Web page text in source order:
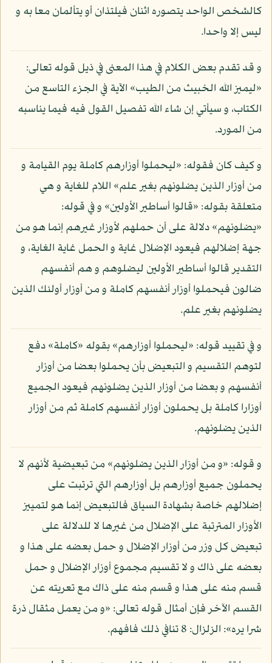
كالشخص الواحد يتصوره اثنان فيلتذان أو يتألمان معا به و
ليس إلا واحدا.
و قد تقدم بعض الكلام في هذا المعنى في ذيل قوله تعالى:
«ليميز الله الخبيث من الطيب» الآية في الجزء التاسع من
الكتاب، و سيأتي إن شاء الله تفصيل القول فيه فيما يناسبه
من المورد.
و كيف كان فقوله: «ليحملوا أوزارهم كاملة يوم القيامة و
من أوزار الذين يضلونهم بغير علم» اللام للغاية و هي
متعلقة بقوله: «قالوا أساطير الأولين» و في قوله:
«يضلونهم» دلالة على أن حملهم لأوزار غيرهم إنما هو من
جهة إضلالهم فيعود الإضلال غاية و الحمل غاية الغاية، و
التقدير قالوا أساطير الأولين ليضلوهم و هم أنفسهم
ضالون فيحملوا أوزار أنفسهم كاملة و من أوزار أولئك الذين
يضلونهم بغير علم.
و في تقييد قوله: «ليحملوا أوزارهم» بقوله «كاملة» دفع
لتوهم التقسيم و التبعيض بأن يحملوا بعضا من أوزار
أنفسهم و بعضا من أوزار الذين يضلونهم فيعود الجميع
أوزارا كاملة بل يحملون أوزار أنفسهم كاملة ثم من أوزار
الذين يضلونهم.
و قوله: «و من أوزار الذين يضلونهم» من تبعيضية لأنهم لا
يحملون جميع أوزارهم بل أوزارهم التي ترتبت على
إضلالهم خاصة بشهادة السياق فالتبعيض إنما هو لتمييز
الأوزار المترتبة على الإضلال من غيرها لا للدلالة على
تبعيض كل وزر من أوزار الإضلال و حمل بعضه على هذا و
بعضه على ذاك و لا تقسيم مجموع أوزار الإضلال و حمل
قسم منه على هذا و قسم منه على ذاك مع تعريته عن
القسم الآخر فإن أمثال قوله تعالى: «و من يعمل مثقال ذرة
شرا يره»: الزلزال: 8 تنافي ذلك فافهم.